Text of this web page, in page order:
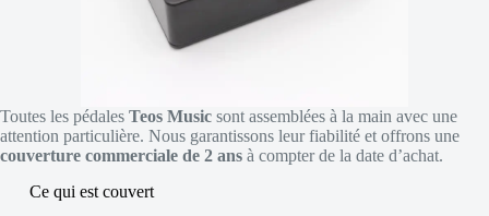
Toutes les pédales Teos Music sont assemblées à la main avec une
attention particulière. Nous garantissons leur fiabilité et offrons une
couverture commerciale de 2 ans à compter de la date d’achat.
Ce qui est couvert